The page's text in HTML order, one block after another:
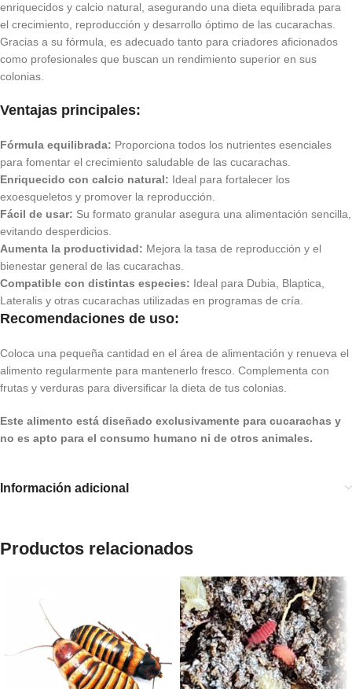
enriquecidos y calcio natural, asegurando una dieta equilibrada para
el crecimiento, reproducción y desarrollo óptimo de las cucarachas.
Gracias a su fórmula, es adecuado tanto para criadores aficionados
como profesionales que buscan un rendimiento superior en sus
colonias.
Ventajas principales:
Fórmula equilibrada: Proporciona todos los nutrientes esenciales
para fomentar el crecimiento saludable de las cucarachas.
Enriquecido con calcio natural: Ideal para fortalecer los
exoesqueletos y promover la reproducción.
Fácil de usar: Su formato granular asegura una alimentación sencilla,
evitando desperdicios.
Aumenta la productividad: Mejora la tasa de reproducción y el
bienestar general de las cucarachas.
Compatible con distintas especies: Ideal para Dubia, Blaptica,
Lateralis y otras cucarachas utilizadas en programas de cría.
Recomendaciones de uso:
Coloca una pequeña cantidad en el área de alimentación y renueva el
alimento regularmente para mantenerlo fresco. Complementa con
frutas y verduras para diversificar la dieta de tus colonias.
Este alimento está diseñado exclusivamente para cucarachas y
no es apto para el consumo humano ni de otros animales.
Información adicional
Productos relacionados